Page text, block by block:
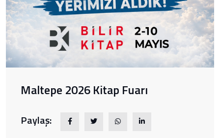
Maltepe 2026 Kitap Fuarı
Paylaş: